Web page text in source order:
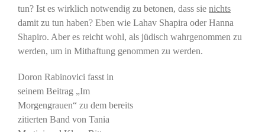
tun? Ist es wirklich notwendig zu betonen, dass sie nichts
damit zu tun haben? Eben wie Lahav Shapira oder Hanna
Shapiro. Aber es reicht wohl, als jüdisch wahrgenommen zu
werden, um in Mithaftung genommen zu werden.
Doron Rabinovici fasst in
seinem Beitrag „Im
Morgengrauen“ zu dem bereits
zitierten Band von Tania